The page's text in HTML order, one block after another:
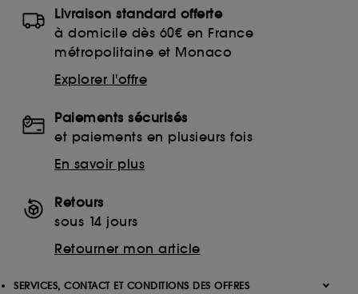
Livraison standard offerte
à domicile dès 60€ en France
métropolitaine et Monaco
Explorer l'offre
Paiements sécurisés
et paiements en plusieurs fois
En savoir plus
Retours
sous 14 jours
Retourner mon article
SERVICES, CONTACT ET CONDITIONS DES OFFRES